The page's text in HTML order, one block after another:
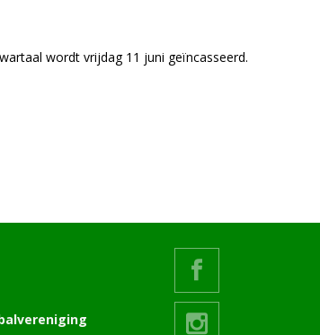
wordt vrijdag 11 juni geïncasseerd.